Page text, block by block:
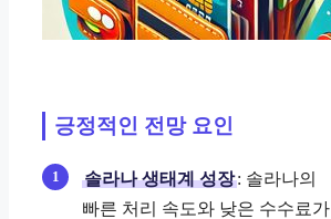
긍정적인 전망 요인
솔라나 생태계 성장: 솔라나의
빠른 처리 속도와 낮은 수수료가